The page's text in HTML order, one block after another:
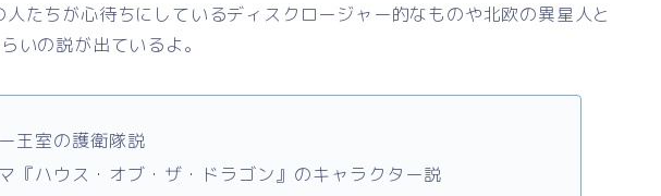
たちが心待ちにしているディスクロージャー的なものや北欧の異星人と
いの説が出ているよ。
王室の護衛隊説
『ハウス・オブ・ザ・ドラゴン』のキャラクター説